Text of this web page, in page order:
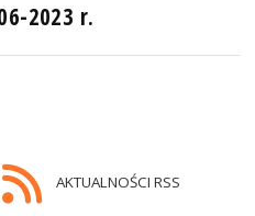
2023 r.
AKTUALNOŚCI RSS